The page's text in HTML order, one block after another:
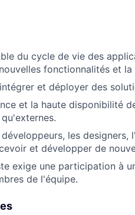
du cycle de vie des
fonctionnalités et
et déployer des
et la haute disponibilité
les designers,
et développer de
exige une participation à
de l'équipe.